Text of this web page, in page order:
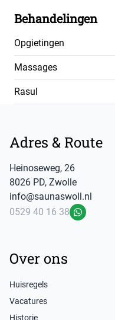
Behandelingen
Opgietingen
Massages
Rasul
Adres & Route
Heinoseweg, 26
8026 PD, Zwolle
info@saunaswoll.nl
0529 40 16 38
WhatsApp
Over ons
Huisregels
Vacatures
Historie